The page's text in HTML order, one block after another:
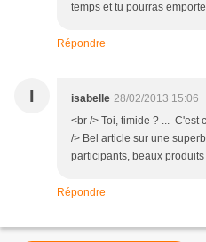
temps et tu pourras
Répondre
I isabelle 28/02/2013 15:06
<br /> Toi, timide ? ...
/> Bel article sur une
participants, beaux
Répondre